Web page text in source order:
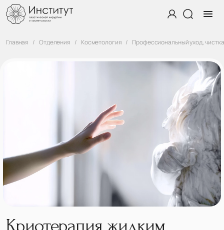
Главная Отделения Косметология Профессиональный уход,
Криотерапия жидким